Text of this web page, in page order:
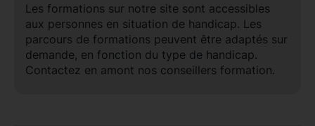
Les formations sur notre site sont accessibles
aux personnes en situation de handicap. Les
parcours de formations peuvent être adaptés sur
demande, en fonction du type de handicap.
Contactez en amont nos conseillers formation.